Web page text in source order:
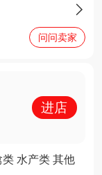

问问卖家
进店
水产类 其他